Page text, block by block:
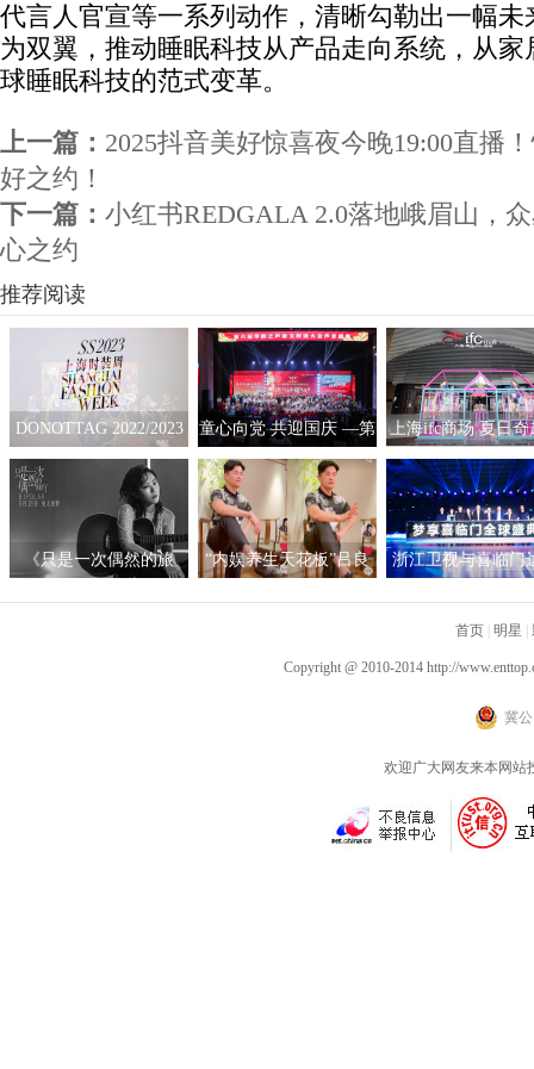
代言人官宣等一系列动作，清晰勾勒出一幅
为双翼，推动睡眠科技从产品走向系统，从
球睡眠科技的范式变革。
上一篇： 2025抖音美好惊喜夜今晚19:00直播
好之约！
下一篇： 小红书REDGALA 2.0落地峨眉山，
心之约
推荐阅读
DONOTTAG 2022/2023
时装创意秀开启，众星
携手开启时髦新篇章
童心向党 共迎国庆 —第
六届“华韵之声”语文朗
读大会总展演在京隆重
举行
上海ifc商场 夏日奇
拟互动艺术展
《只是一次偶然的旅
“内娱养生天花板”吕良
已是极限
浙江卫视与喜临门
新营销模式
首页 明星
Copyright @ 2010-2014 http://
冀公
欢迎广大网友来本网站